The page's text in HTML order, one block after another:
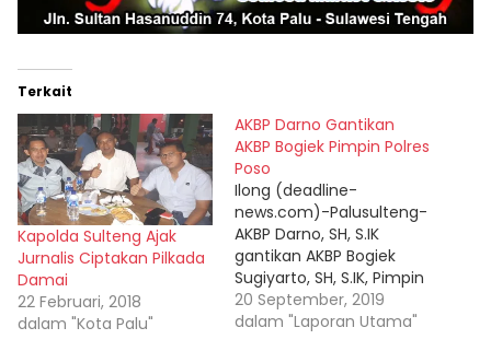
Terkait
Kapolda Sulteng Ajak
Jurnalis Ciptakan Pilkada
Damai
22 Februari, 2018
dalam "Kota Palu"
AKBP Darno Gantikan
AKBP Bogiek Pimpin Polres
Poso
Ilong (deadline-
news.com)-Palusulteng-
AKBP Darno, SH, S.IK
gantikan AKBP Bogiek
Sugiyarto, SH, S.IK, Pimpin
Polres Poso Sulawesi
Tengah. Serah terima
20 September, 2019
dalam "Laporan Utama"